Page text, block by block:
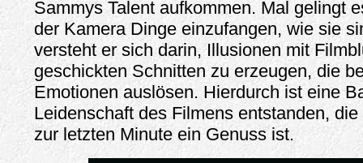
Sammys Talent aufkommen. Mal gelingt
der Kamera Dinge einzufangen, wie sie
versteht er sich darin, Illusionen mit
geschickten Schnitten zu erzeugen, die
Emotionen auslösen. Hierdurch ist eine
Leidenschaft des Filmens entstanden,
zur letzten Minute ein Genuss ist.